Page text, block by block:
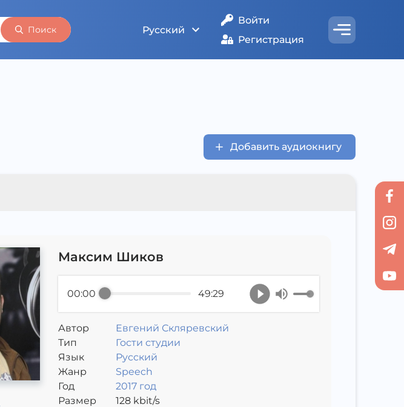
Поиск Русский
Войти
Регистрация
Добавить аудиокнигу
Максим Шиков
00:00 49:29
Автор
Евгений Скляревский
Тип
Гости студии
Язык
Русский
Жанр
Speech
Год
2017 год
Размер
128kbit/s